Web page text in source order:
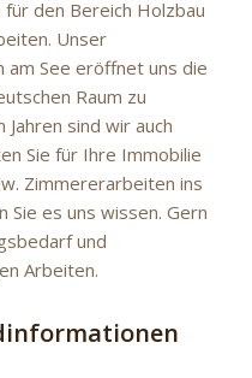
den Bereich Holzbau
Unser
am See eröffnet uns die
Raum zu
sind wir auch
Sie für Ihre Immobilie
Zimmererarbeiten ins
Sie es uns wissen. Gern
und
Arbeiten.